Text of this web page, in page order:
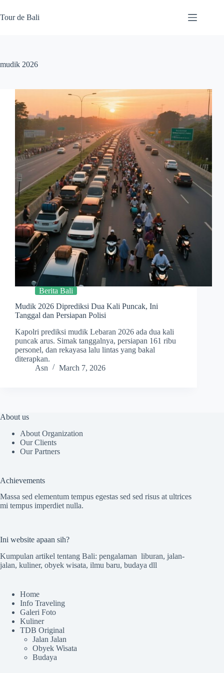
to
content
Tour de Bali
mudik 2026
Berita Bali
Mudik 2026 Diprediksi Dua Kali Puncak, Ini
Tanggal dan Persiapan Polisi
Kapolri prediksi mudik Lebaran 2026 ada dua kali
puncak arus. Simak tanggalnya, persiapan 161 ribu
personel, dan rekayasa lalu lintas yang bakal
diterapkan.
Asn
March 7, 2026
About us
About Organization
Our Clients
Our Partners
Achievements
Massa sed elementum tempus egestas sed sed risus at ultrices
mi tempus imperdiet nulla.
Ini website apaan sih?
Kumpulan artikel tentang Bali: pengalaman liburan, jalan-
jalan, kuliner, obyek wisata, ilmu baru, budaya dll
Home
Info Traveling
Galeri Foto
Kuliner
TDB Original
Jalan Jalan
Obyek Wisata
Budaya